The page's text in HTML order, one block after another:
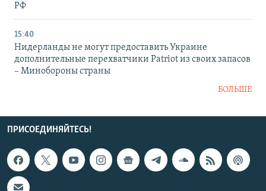
РФ
15:40
Нидерланды не могут предоставить Украине
дополнительные перехватчики Patriot из своих запасов
– Минобороны страны
БОЛЬШЕ
ПРИСОЕДИНЯЙТЕСЬ!